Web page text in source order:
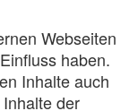
Webseiten
haben.
Inhalte auch
der